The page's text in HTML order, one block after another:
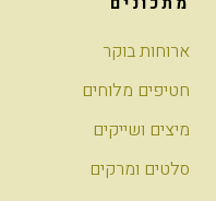
ארוחות בוקר
חטיפים מלוחים
מיצים ושייקים
סלטים ומרקים